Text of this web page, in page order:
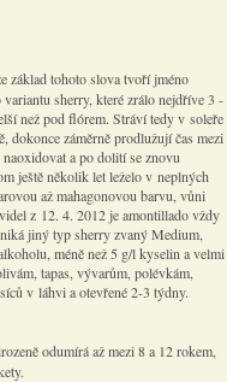
základ tohoto slova tvoří jméno
sherry, které zrálo nejdříve 3 -
než pod flórem. Stráví tedy v soleře
dokonce záměrně prodlužují čas mezi
a po dolití se znovu
ještě několik let leželo v neplných
až mahagonovou barvu, vůni
z 12. 4. 2012 je amontillado vždy
jiný typ sherry zvaný Medium,
méně než 5 g/l kyselin a velmi
tapas, vývarům, polévkám,
v láhvi a otevřené 2-3 týdny.
odumírá až mezi 8 a 12 rokem,